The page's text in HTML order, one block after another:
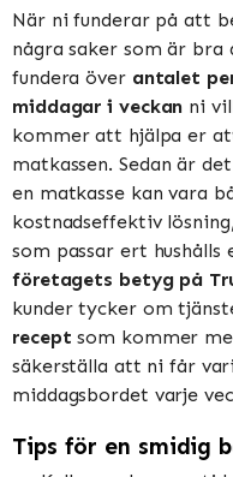
När ni funderar på att
några saker som är
fundera över antalet
middagar i veckan ni
kommer att hjälpa er
matkassen. Sedan är
en matkasse kan vara
kostnadseffektiv
som passar ert
företagets betyg på
kunder tycker om
recept som kommer
säkerställa att ni får
middagsbordet varje
Tips för en smidig